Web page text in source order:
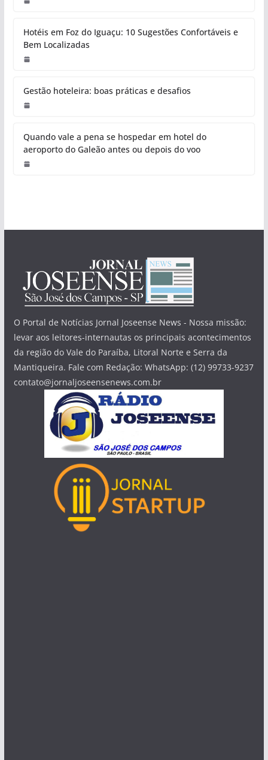
Hotéis em Foz do Iguaçu: 10 Sugestões Confortáveis e
Bem Localizadas
Gestão hoteleira: boas práticas e desafios
Quando vale a pena se hospedar em hotel do
aeroporto do Galeão antes ou depois do voo
O Portal de Notícias Jornal Joseense News - Nossa missão:
levar aos leitores-internautas os principais acontecimentos
da região do Vale do Paraíba, Litoral Norte e Serra da
Mantiqueira. Fale com Redação: WhatsApp: (12) 99733-9237
contato@jornaljoseensenews.com.br